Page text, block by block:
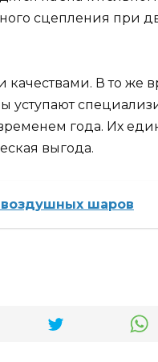
сцепления при
В то же
уступают
года. Их
выгода.
шаров